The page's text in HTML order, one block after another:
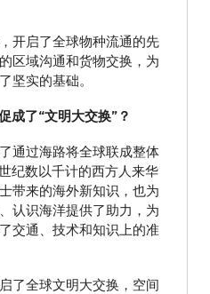
启了全球物种流通的先
区域沟通和货物交换，为
坚实的基础。
成了“文明大交换”？
通过海路将全球联成整体
纪数以千计的西方人来华
带来的海外新知识，也为
认识海洋提供了助力，为
交通、技术和知识上的准
全球文明大交换，空间